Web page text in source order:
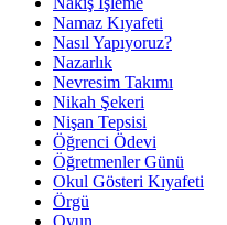
Namaz Kıyafeti
Nasıl Yapıyoruz?
Nazarlık
Nevresim Takımı
Nikah Şekeri
Nişan Tepsisi
Öğrenci Ödevi
Öğretmenler Günü
Okul Gösteri Kıyafeti
Örgü